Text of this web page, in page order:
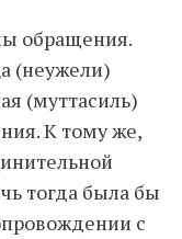
обращения.
(неужели)
(муттасиль)
К тому же,
тогда была бы
с